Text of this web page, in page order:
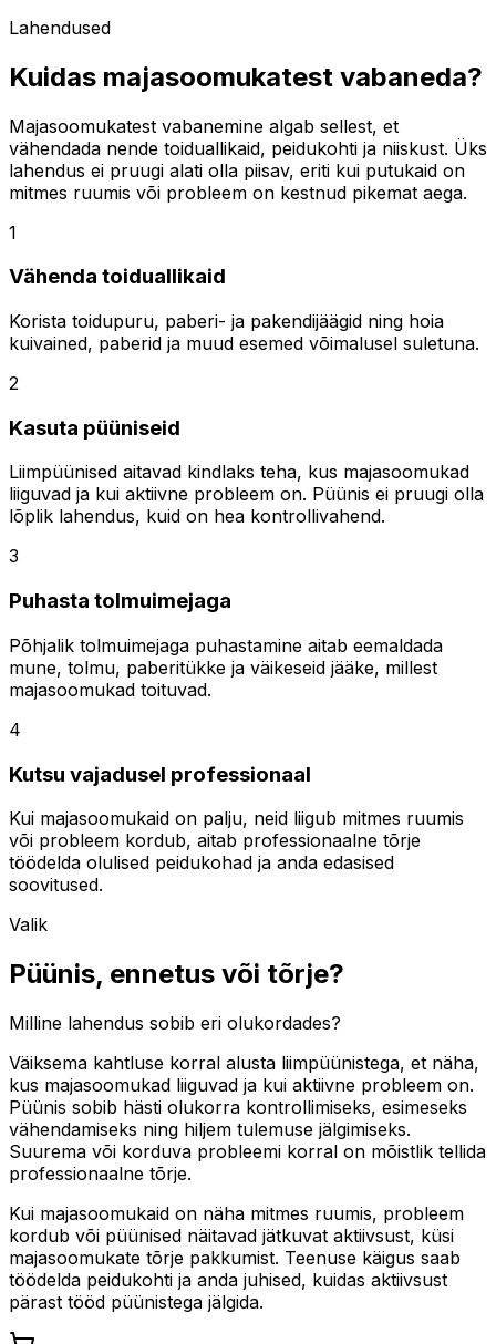
Lahendused
Kuidas majasoomukatest vabaneda?
Majasoomukatest vabanemine algab sellest, et
vähendada nende toiduallikaid, peidukohti ja niiskust. Üks
lahendus ei pruugi alati olla piisav, eriti kui putukaid on
mitmes ruumis või probleem on kestnud pikemat aega.
1
Vähenda toiduallikaid
Korista toidupuru, paberi- ja pakendijäägid ning hoia
kuivained, paberid ja muud esemed võimalusel suletuna.
2
Kasuta püüniseid
Liimpüünised aitavad kindlaks teha, kus majasoomukad
liiguvad ja kui aktiivne probleem on. Püünis ei pruugi olla
lõplik lahendus, kuid on hea kontrollivahend.
3
Puhasta tolmuimejaga
Põhjalik tolmuimejaga puhastamine aitab eemaldada
mune, tolmu, paberitükke ja väikeseid jääke, millest
majasoomukad toituvad.
4
Kutsu vajadusel professionaal
Kui majasoomukaid on palju, neid liigub mitmes ruumis
või probleem kordub, aitab professionaalne tõrje
töödelda olulised peidukohad ja anda edasised
soovitused.
Valik
Püünis, ennetus või tõrje?
Milline lahendus sobib eri olukordades?
Väiksema kahtluse korral alusta liimpüünistega, et näha,
kus majasoomukad liiguvad ja kui aktiivne probleem on.
Püünis sobib hästi olukorra kontrollimiseks, esimeseks
vähendamiseks ning hiljem tulemuse jälgimiseks.
Suurema või korduva probleemi korral on mõistlik tellida
professionaalne tõrje.
Kui majasoomukaid on näha mitmes ruumis, probleem
kordub või püünised näitavad jätkuvat aktiivsust, küsi
majasoomukate tõrje pakkumist. Teenuse käigus saab
töödelda peidukohti ja anda juhised, kuidas aktiivsust
pärast tööd püünistega jälgida.